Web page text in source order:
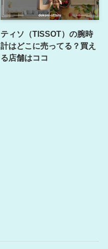
ティソ（TISSOT）の腕時
計はどこに売ってる？買え
る店舗はココ